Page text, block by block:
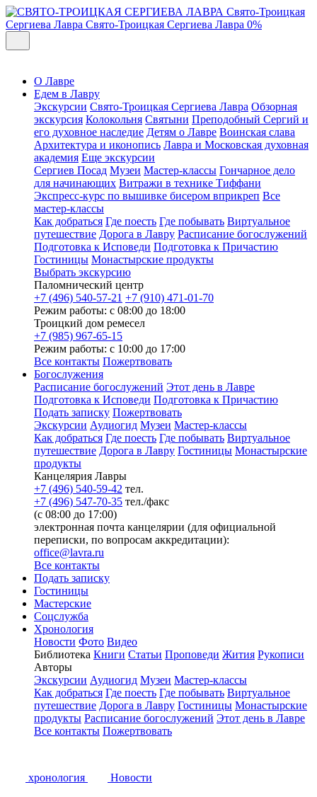
Свято-Троицкая
Сергиева Лавра Свято-Троицкая Сергиева Лавра 0%
О Лавре
Едем в Лавру
Экскурсии Свято-Троицкая Сергиева Лавра Обзорная
экскурсия Колокольня Святыни Преподобный Сергий и
его духовное наследие Детям о Лавре Воинская слава
Архитектура и иконопись Лавра и Московская духовная
академия Еще экскурсии
Сергиев Посад Музеи Мастер-классы Гончарное дело
для начинающих Витражи в технике Тиффани
Экспресс-курс по вышивке бисером вприкреп Все
мастер-классы
Как добраться Где поесть Где побывать Виртуальное
путешествие Дорога в Лавру Расписание богослужений
Подготовка к Исповеди Подготовка к Причастию
Гостиницы Монастырские продукты
Выбрать экскурсию
Паломнический центр
+7 (496) 540-57-21 +7 (910) 471-01-70
Режим работы: с 08:00 до 18:00
Троицкий дом ремесел
+7 (985) 967-65-15
Режим работы: с 10:00 до 17:00
Все контакты Пожертвовать
Богослужения
Расписание богослужений Этот день в Лавре
Подготовка к Исповеди Подготовка к Причастию
Подать записку Пожертвовать
Экскурсии Аудиогид Музеи Мастер-классы
Как добраться Где поесть Где побывать Виртуальное
путешествие Дорога в Лавру Гостиницы Монастырские
продукты
Канцелярия Лавры
+7 (496) 540-59-42 тел.
+7 (496) 547-70-35 тел./факс
(с 08:00 до 17:00)
электронная почта канцелярии (для официальной
переписки, по вопросам аккредитации):
office@lavra.ru
Все контакты
Подать записку
Гостиницы
Мастерские
Соцслужба
Хронология
Новости Фото Видео
Библиотека Книги Статьи Проповеди Жития Рукописи
Авторы
Экскурсии Аудиогид Музеи Мастер-классы
Как добраться Где поесть Где побывать Виртуальное
путешествие Дорога в Лавру Гостиницы Монастырские
продукты Расписание богослужений Этот день в Лавре
Все контакты Пожертвовать
хронология Новости